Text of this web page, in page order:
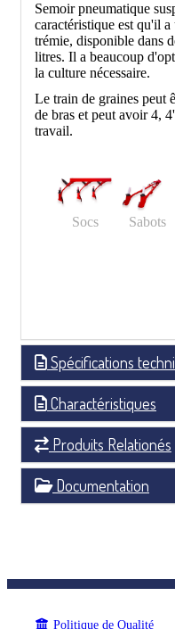
Semoir pneumatique
caractéristique est qu'il a
trémie, disponible dans
litres. Il a beaucoup
la culture nécessaire.
Le train de graines peut
de bras et peut avoir 4,
travail.
Socs Sabots
Spécifications
Charactéristiques
Produits Relationés
Documentation
Politique de Qualité